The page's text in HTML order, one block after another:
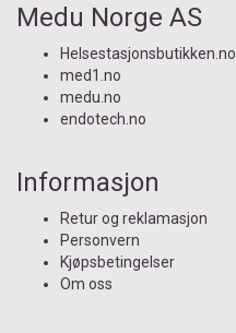
Medu Norge AS
Helsestasjonsbutikken.no
med1.no
medu.no
endotech.no
Informasjon
Retur og reklamasjon
Personvern
Kjøpsbetingelser
Om oss